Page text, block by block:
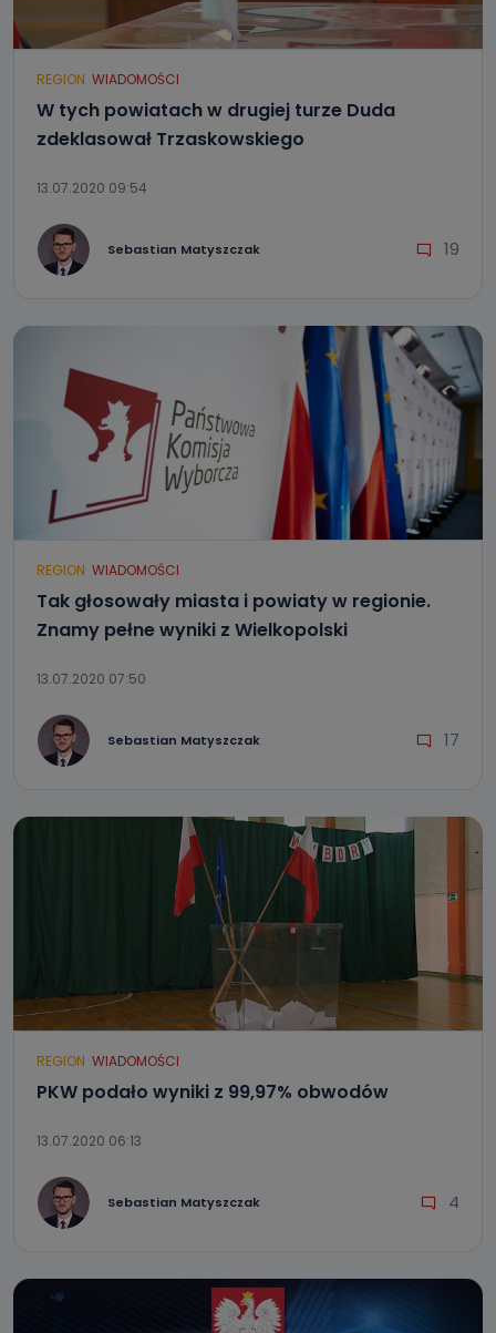
REGION WIADOMOŚCI
W tych powiatach w drugiej turze Duda
zdeklasował Trzaskowskiego
13.07.2020 09:54
Sebastian Matyszczak 19
REGION WIADOMOŚCI
Tak głosowały miasta i powiaty w regionie.
Znamy pełne wyniki z Wielkopolski
13.07.2020 07:50
Sebastian Matyszczak 17
REGION WIADOMOŚCI
PKW podało wyniki z 99,97% obwodów
13.07.2020 06:13
Sebastian Matyszczak 4